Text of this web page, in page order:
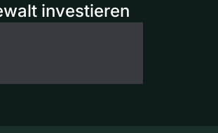
investieren